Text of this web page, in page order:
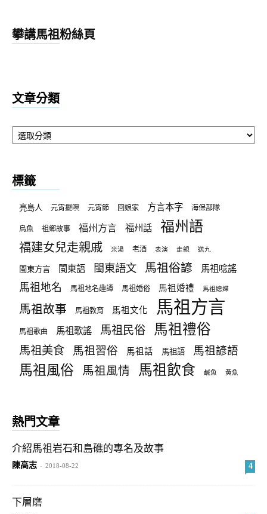
攀講馬祖粉絲頁
文章分類
文
章
標籤
亮島人 元宵擺暝 元宵節 回娘家 方言本字 海保部隊
烏魚 祖鄉故事 福州方言 福州話 福州語
福建女兒走親戚 米湯 老酒 表演 走親 送九
閩東方言 閩東語 閩東語文 馬祖俗諺 馬祖唸謠
馬祖地名 馬祖地名趣譚 馬祖婚俗 馬祖婚禮 馬祖媳婦
馬祖故事 馬祖教育 馬祖文化 馬祖方言
馬祖歌曲 馬祖歌謠 馬祖民俗 馬祖禮俗
馬祖美食 馬祖習俗 馬祖話 馬祖語 馬祖諺語
馬祖風俗 馬祖風情 馬祖飲食 鹹魚 黃魚
熱門文章
介紹馬祖岩石和島礁的專名及故事
陳高志 - 2018-08-22 4
下層磨